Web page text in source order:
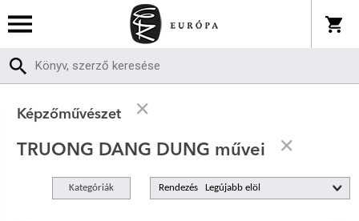
Képzőművészet
TRUONG DANG DUNG művei
Kategóriák Rendezés